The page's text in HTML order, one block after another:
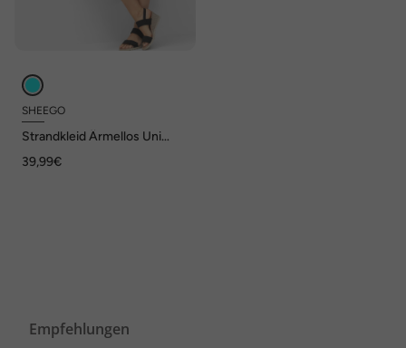
SHEEGO
Strandkleid Ärmellos Uni
39,99€
Empfehlungen